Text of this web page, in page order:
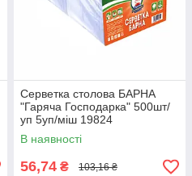
Серветка столова БАРНА
"Гаряча Господарка" 500шт/
уп 5уп/міш 19824
В наявності
56,74 ₴ 103,16 ₴